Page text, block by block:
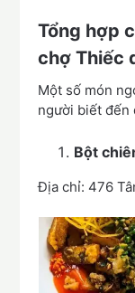
Tổng hợp
chợ Thiếc
Một số món
người biết đến
Bột
Địa chỉ: 476